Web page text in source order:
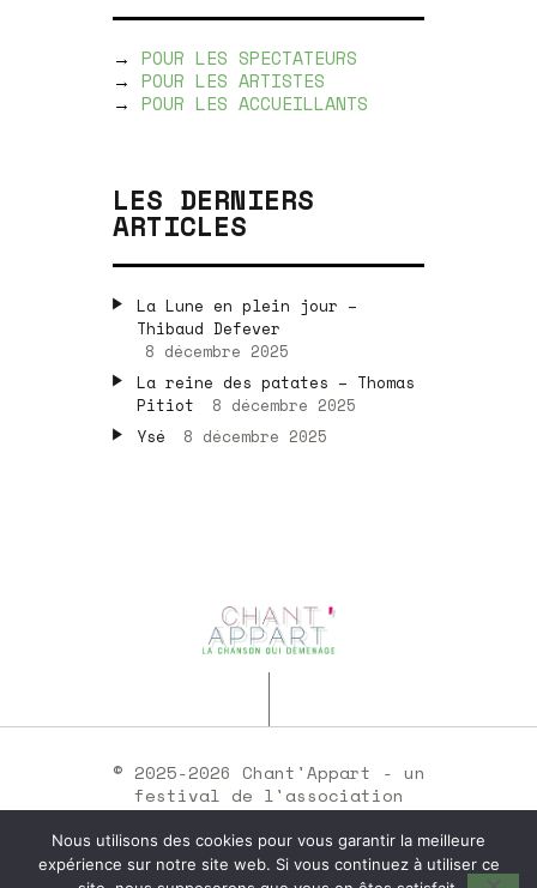
→ POUR LES SPECTATEURS
→ POUR LES ARTISTES
→ POUR LES ACCUEILLANTS
LES DERNIERS
ARTICLES
La Lune en plein jour –
Thibaud Defever
8 décembre 2025
La reine des patates – Thomas
Pitiot
8 décembre 2025
Ysé
8 décembre 2025
© 2025-2026 Chant'Appart - un
festival de l'association
Chants Sons •mentions légales
SIRET : 35251537300046 -
Nous utilisons des cookies pour vous garantir la meilleure
expérience sur notre site web. Si vous continuez à utiliser ce